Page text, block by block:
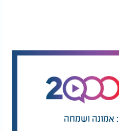
אמונה ושמחה